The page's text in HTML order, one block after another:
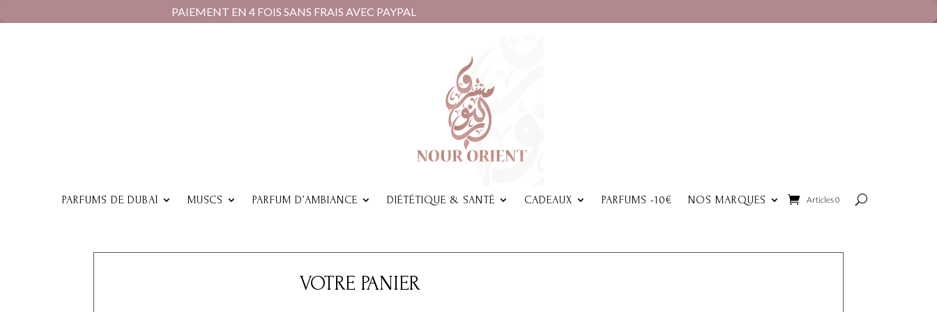
PAIEMENT EN 4 FOIS SANS FRAIS AVEC PAYPAL
PARFUMS DE DUBAÏ MUSCS PARFUM D’AMBIANCE DIÉTÉTIQUE & SANTÉ CADEAUX PARFUMS -10€ NOS MARQUES Articles 0
VOTRE PANIER